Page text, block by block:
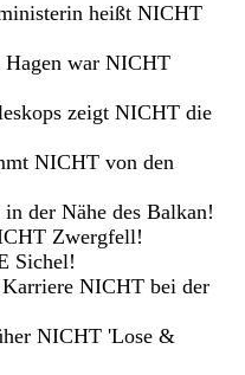
heißt NICHT
war NICHT
zeigt NICHT die
NICHT von den
der Nähe des Balkan!
Zwergfell!
Sichel!
NICHT bei der
NICHT 'Lose &